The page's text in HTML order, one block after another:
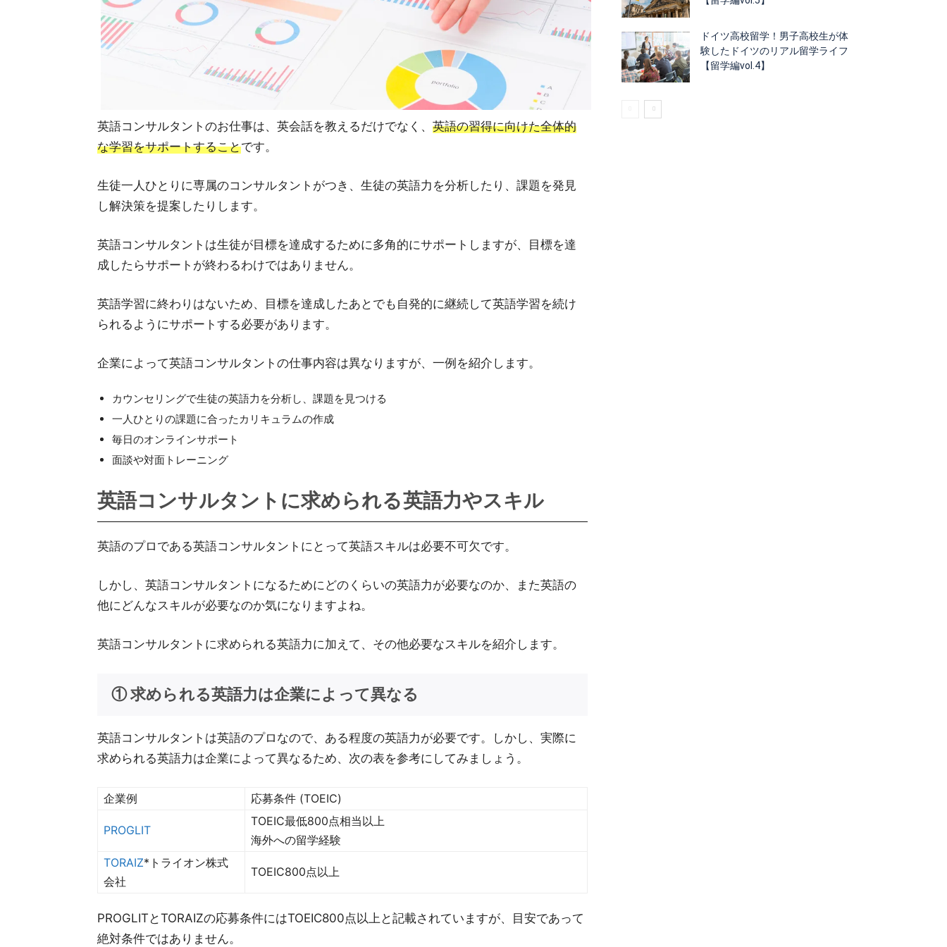
英語コンサルタントのお仕事は、英会話を教えるだけでなく、 英語の習得に向けた全体的
な学習をサポートすることです。
生徒一人ひとりに専属のコンサルタントがつき、生徒の英語力を分析したり、課題を発見
し解決策を提案したりします。
英語コンサルタントは生徒が目標を達成するために多角的にサポートしますが、目標を達
成したらサポートが終わるわけではありません。
英語学習に終わりはないため、目標を達成したあとでも自発的に継続して英語学習を続け
られるようにサポートする必要があります。
企業によって英語コンサルタントの仕事内容は異なりますが、一例を紹介します。
カウンセリングで生徒の英語力を分析し、課題を見つける
一人ひとりの課題に合ったカリキュラムの作成
毎日のオンラインサポート
面談や対面トレーニング
英語コンサルタントに求められる英語力やスキル
英語のプロである英語コンサルタントにとって英語スキルは必要不可欠です。
しかし、英語コンサルタントになるためにどのくらいの英語力が必要なのか、また英語の
他にどんなスキルが必要なのか気になりますよね。
英語コンサルタントに求められる英語力に加えて、その他必要なスキルを紹介します。
① 求められる英語力は企業によって異なる
英語コンサルタントは英語のプロなので、ある程度の英語力が必要です。しかし、実際に
求められる英語力は企業によって異なるため、次の表を参考にしてみましょう。
企業例 応募条件 (TOEIC)
PROGLIT
TOEIC最低800点相当以上
海外への留学経験
TORAIZ*トライオン株式
会社
TOEIC800点以上
PROGLITとTORAIZの応募条件にはTOEIC800点以上と記載されていますが、目安であって
絶対条件ではありません。
ドイツ高校留学！男子高校生が体
験したドイツのリアル留学ライフ
【留学編vol.4】